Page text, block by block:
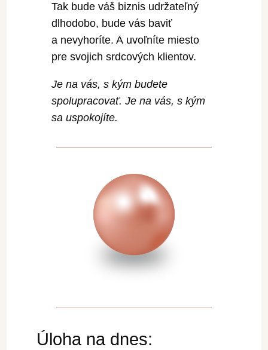
Tak bude váš biznis udržateľný
dlhodobo, bude vás baviť
a nevyhoríte. A uvoľníte miesto
pre svojich srdcových klientov.
Je na vás, s kým budete
spolupracovať. Je na vás, s kým
sa uspokojíte.
Úloha na dnes: